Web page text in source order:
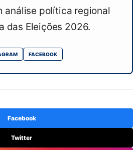
análise política regional
das Eleições 2026.
FACEBOOK
Facebook
Twitter